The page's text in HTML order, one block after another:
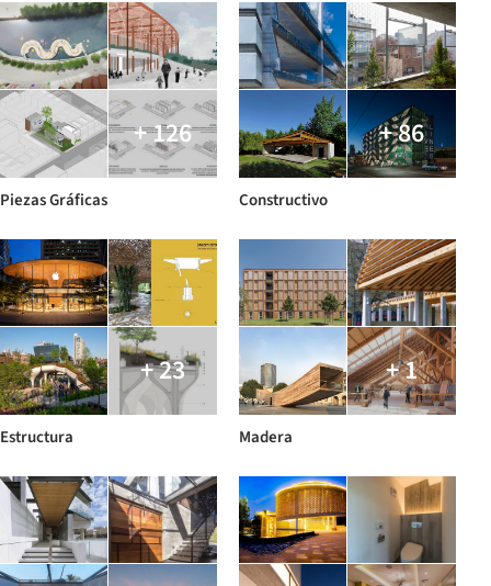
+ 126
Piezas Gráficas
+ 86
Constructivo
+ 23
Estructura
+ 1
Madera